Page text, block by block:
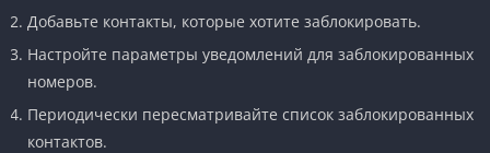
Добавьте контакты, которые хотите заблокировать.
Настройте параметры уведомлений для заблокированных
номеров.
Периодически пересматривайте список заблокированных
контактов.